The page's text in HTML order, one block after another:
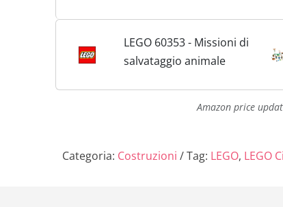
Costruzioni con
Avventura Digitale
Interattiva, Camion
Giocattolo con Animali e
3 Minifigure
LEGO 60353 - Missioni di
salvataggio animale
Amazon price
Categoria: Costruzioni Tag: LEGO, LEGO